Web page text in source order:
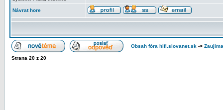
Návrat hore
Obsah fóra hifi.slovanet.sk ->
Strana 20 z 20